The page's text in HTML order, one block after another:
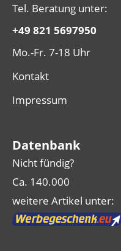
Tel. Beratung unter:
+49 821 5697950
Mo.-Fr. 7-18 Uhr
Kontakt
Impressum
Datenbank
Nicht fündig?
Ca. 140.000
weitere Artikel unter: